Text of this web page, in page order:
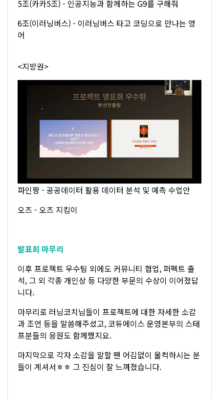
5조(카카5조) - 인공지능과 함께하는 G9를 구해줘
6조(이러닝버스) - 이러닝버스 타고 코딩으로 만나는 영
어
<지방권>
파인짱 - 공공데이터 활용 데이터 분석 및 예측 수업안
오즈 - 오즈 지킴이
발표회 마무리
이후 프로젝트 우수팀 외에도 커뮤니티 협업, 퍼펙트 출
석, 그 외 각종 개인상 등 다양한 부문의 수상이 이어졌답
니다.
마무리로 러닝코치님들이 프로젝트에 대한 자세한 소감
과 조언 등을 말씀해주셨고, 코듀에이스 운영본부의 스태
프분들의 응원도 함께했지요.
마지막으로 각자 소감을 말할 땐 어김없이 울컥하시는 분
들이 계셔서ㅎㅎ 그 진심이 잘 느껴졌습니다.